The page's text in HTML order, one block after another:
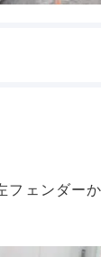
フェンダー